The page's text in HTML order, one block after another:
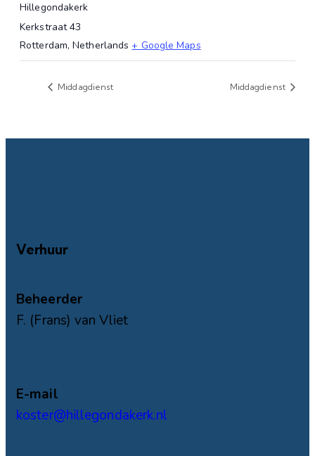
Hillegondakerk
Kerkstraat 43
Rotterdam, Netherlands + Google Maps
Middagdienst Middagdienst
Verhuur
Beheerder
F. (Frans) van Vliet
E-mail
koster@hillegondakerk.nl